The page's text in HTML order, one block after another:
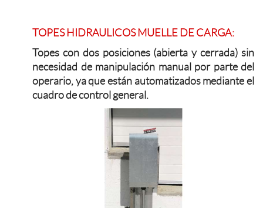
TOPES HIDRAULICOS MUELLE DE CARGA:
Topes con dos posiciones (abierta y cerrada) sin
necesidad de manipulación manual por parte del
operario, ya que están automatizados mediante el
cuadro de control general.